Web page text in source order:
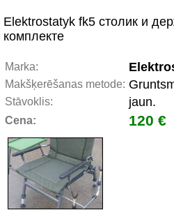
Elektrostatyk fk5 столик и
комплекте
Marka:
Makšķerēšanas metode:
Stāvoklis: jaun.
Cena: 120 €